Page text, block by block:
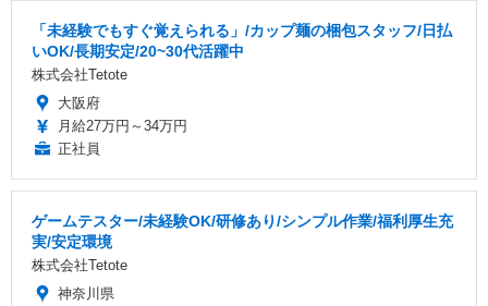
「未経験でもすぐ覚えられる」/カップ麺の梱包スタッフ/日払
いOK/長期安定/20~30代活躍中
株式会社Tetote
大阪府
月給27万円～34万円
正社員
ゲームテスター/未経験OK/研修あり/シンプル作業/福利厚生充
実/安定環境
株式会社Tetote
神奈川県